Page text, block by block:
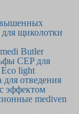
для щиколотки
Butler
CEP для
light
отведения
эффектом
mediven